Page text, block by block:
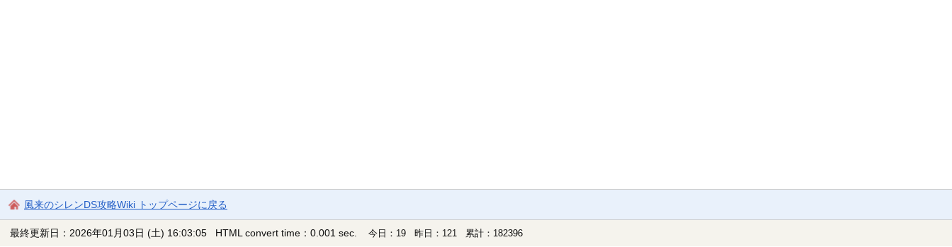
風来のシレンDS攻略Wiki トップページに戻る
最終更新日：2026年01月03日 (土) 16:03:05 HTML convert time：0.001 sec. 今日：19 昨日：121 累計：182396